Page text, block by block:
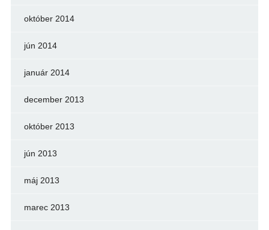
október 2014
jún 2014
január 2014
december 2013
október 2013
jún 2013
máj 2013
marec 2013